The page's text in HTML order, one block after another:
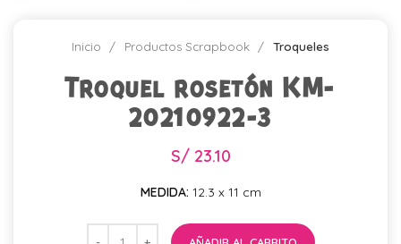
Inicio Productos Scrapbook Troqueles
Troquel rosetón KM-
20210922-3
S/23.10
MEDIDA: 12.3 x 11 cm